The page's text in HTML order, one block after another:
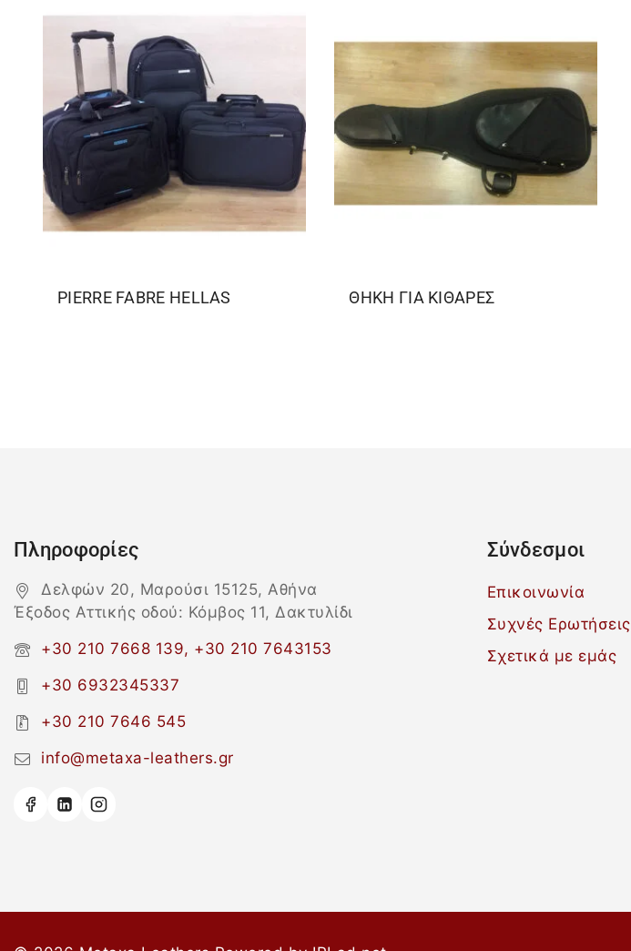
PIERRE FABRE HELLAS ΘΗΚΗ ΓΙΑ ΚΙΘΑΡΕΣ
Πληροφορίες
Δελφών 20, Μαρούσι 15125, Αθήνα
Έξοδος Αττικής οδού: Κόμβος 11, Δακτυλίδι
+30 210 7668 139, +30 210 7643153
+30 6932345337
+30 210 7646 545
info@metaxa-leathers.gr
Σύνδεσμοι
Επικοινωνία
Συχνές Ερωτήσεις
Σχετικά με εμάς